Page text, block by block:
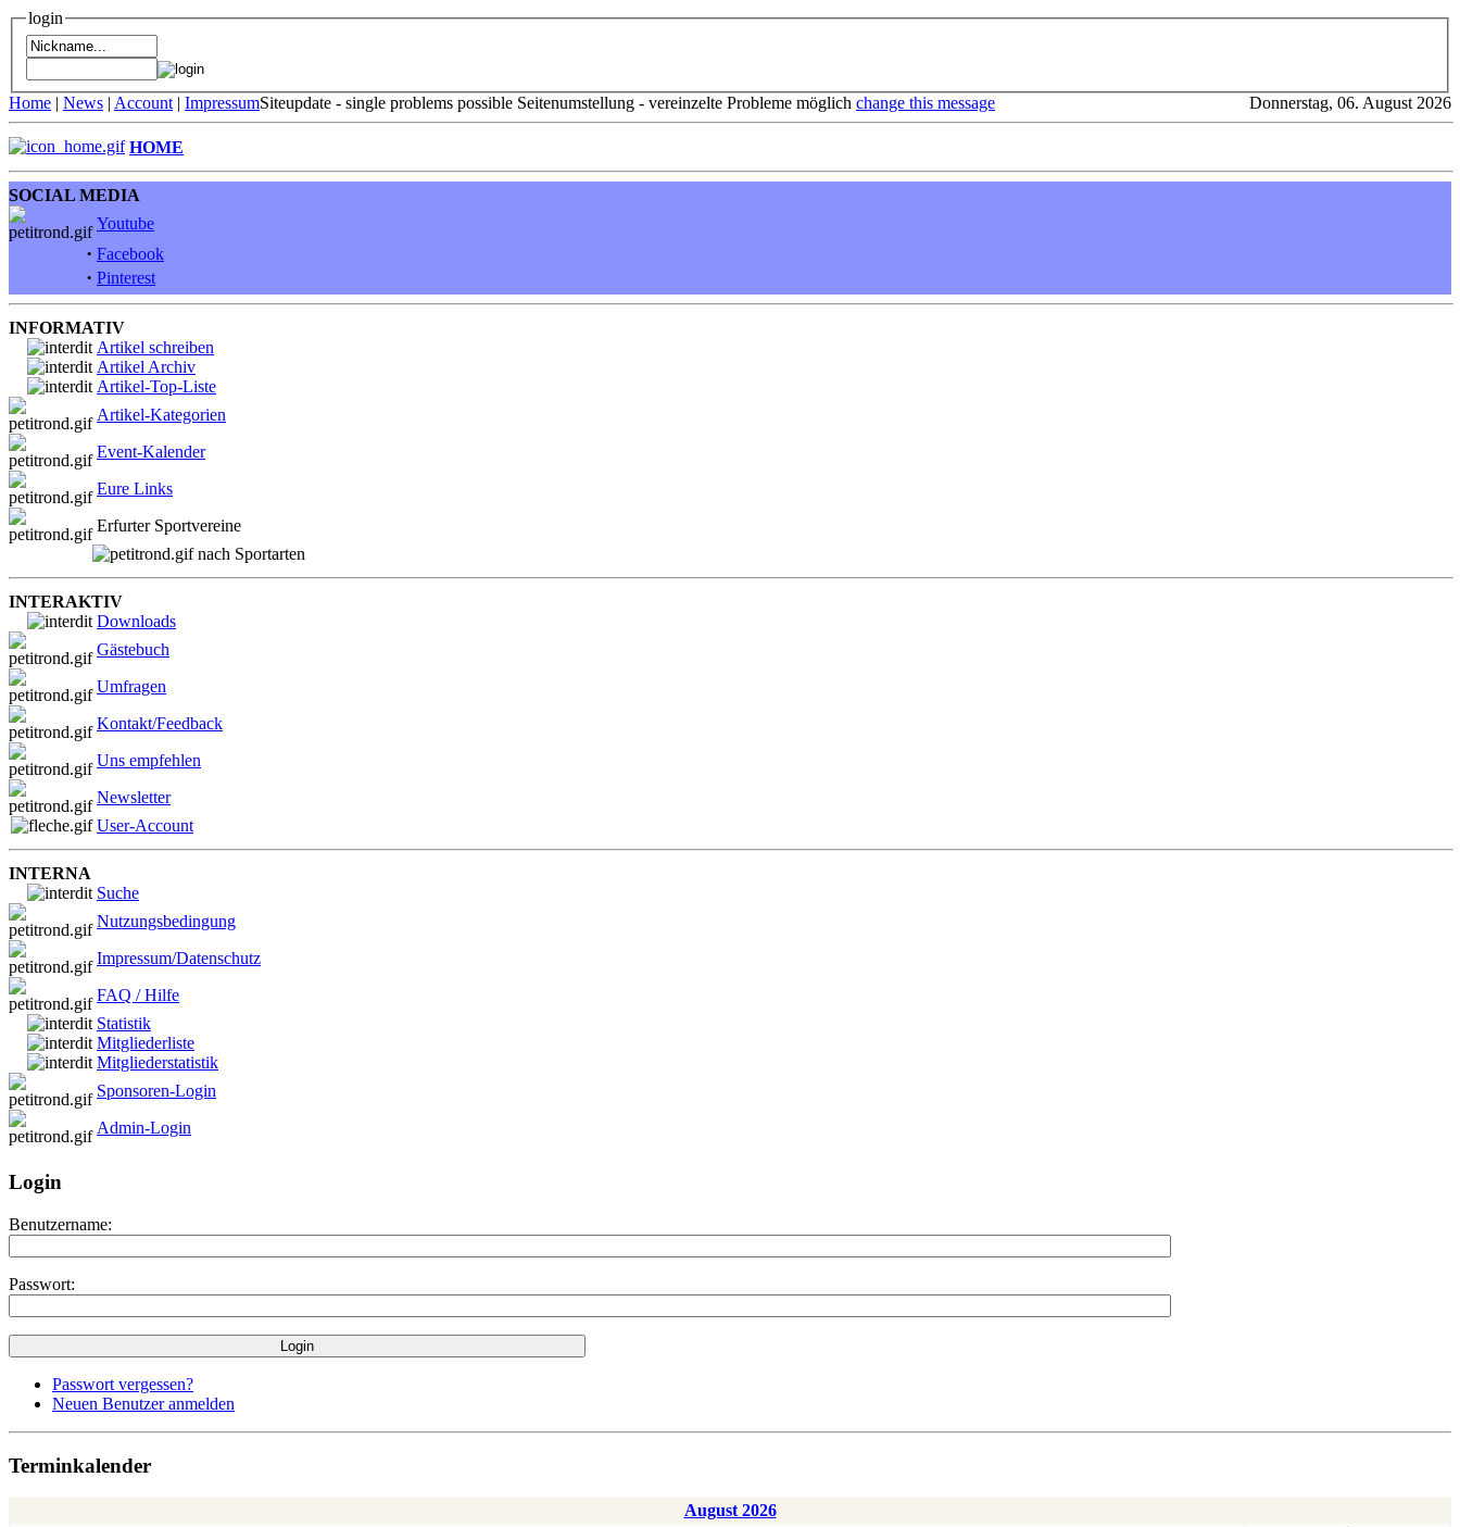
login
Home | News | Account | Impressum Donnerstag, 06. August 2026
Siteupdate - single problems possible Seitenumstellung - vereinzelte Probleme möglich change this message
HOME
SOCIAL MEDIA
Youtube
· Facebook
· Pinterest
INFORMATIV
Artikel schreiben
Artikel Archiv
Artikel-Top-Liste
Artikel-Kategorien
Event-Kalender
Eure Links
Erfurter Sportvereine
nach Sportarten
INTERAKTIV
Downloads
Gästebuch
Umfragen
Kontakt/Feedback
Uns empfehlen
Newsletter
User-Account
INTERNA
Suche
Nutzungsbedingung
Impressum/Datenschutz
FAQ / Hilfe
Statistik
Mitgliederliste
Mitgliederstatistik
Sponsoren-Login
Admin-Login
Login
Benutzername:
Passwort:
Passwort vergessen?
Neuen Benutzer anmelden
Terminkalender
August 2026